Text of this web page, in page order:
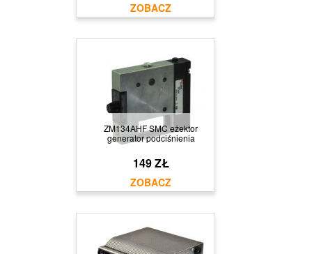
ZM134AHF SMC eżektor
generator podciśnienia
149 ZŁ